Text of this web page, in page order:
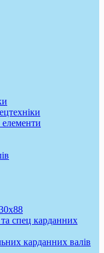
елементи
спец карданних
карданних валів